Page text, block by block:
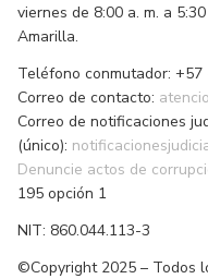
viernes de 8:00 a. m. a
Amarilla.
Teléfono conmutador:
Correo de contacto:
Correo de notificaciones
(único):
Denuncie actos de
195 opción 1
NIT: 860.044.113-3
©Copyright 2025 – Todos